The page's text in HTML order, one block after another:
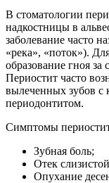
В стоматологии
надкостницы в
заболевание часто
«река», «поток»).
образование гноя за
Периостит часто
вылеченных зубов с
периодонтитом.
Симптомы
Зубная боль;
Отек
Опухание